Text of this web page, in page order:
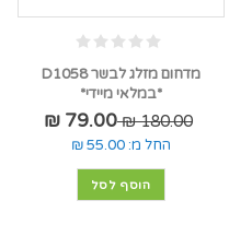
מדחום מזלג לבשר D1058
*במלאי מיידי*
180.00 ₪
79.00 ₪
החל מ: 55.00 ₪
הוסף לסל